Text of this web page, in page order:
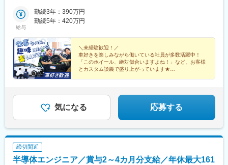
◆所属は本社（埼玉県）ですが、出社義務はありません。基本的
に社用車にて自宅から現場への直行直帰となります。
ます。
◆夜勤可能性について
飲食店が閉店後の対応になる可能性もあり、お客様状況によりま
すが平均するt月2回ほど夜間の業務が発生することもございま
す。
残業は月平均35時間ほどとなりますが、お客様先での対応時間の
合間は待機となることも多く、作業量自体はそこまで多くありま
せん。
変更の範囲：会社の定める業務
治見店（多治見市）・U-ICHIBAN 大垣店（大垣市）■三重県・四
日市店（四日市市）・鈴鹿店（鈴鹿市）受動喫煙対策：屋内禁煙
給与
勤続3年：390万円
勤続5年：420万円
＼未経験歓迎！／
車好きを楽しみながら働いている社員が多数活躍中！
「このホイール、絶対似合いますよね！」など、お客様
とカスタム談義で盛り上がっています★
■残業月平均10h
■転勤なし・ありが選べる
気になる 応募する
締切間近
半導体エンジニア／賞与2～4カ月分支給／年休最大161